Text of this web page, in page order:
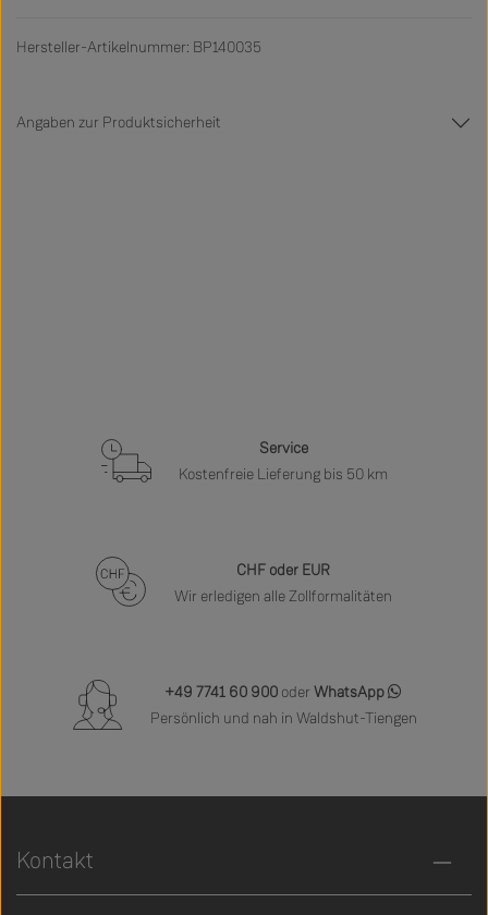
Hersteller-Artikelnummer: BP140035
Angaben zur Produktsicherheit
Service
Kostenfreie Lieferung bis 50 km
CHF oder EUR
Wir erledigen alle Zollformalitäten
+49 7741 60 900 oder WhatsApp
Persönlich und nah in Waldshut-Tiengen
Kontakt